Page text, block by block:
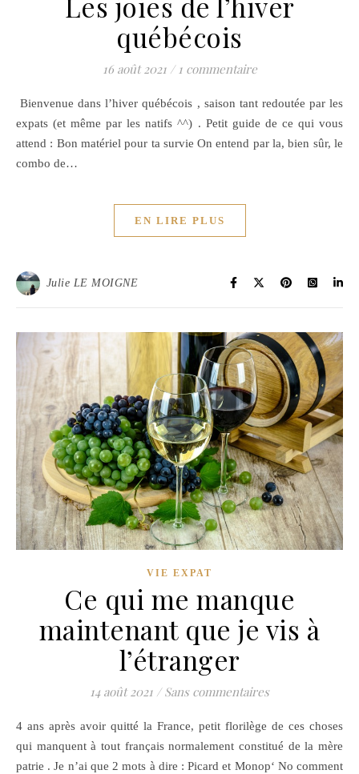
québécois
16 août 2021 / 1 commentaire
Bienvenue dans l’hiver québécois , saison tant redoutée par les
expats (et même par les natifs ^^) . Petit guide de ce qui vous
attend : Bon matériel pour ta survie On entend par la, bien sûr, le
combo de…
EN LIRE PLUS
Julie LE MOIGNE
VIE EXPAT
Ce qui me manque
maintenant que je vis à
l’étranger
14 août 2021 / Sans commentaires
4 ans après avoir quitté la France, petit florilège de ces choses
qui manquent à tout français normalement constitué de la mère
patrie . Je n’ai que 2 mots à dire : Picard et Monop‘ No comment